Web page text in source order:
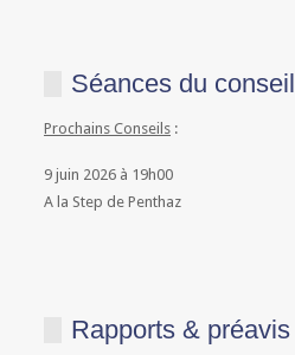
Séances du conseil
Prochains Conseils :
9 juin 2026 à 19h00
A la Step de Penthaz
Rapports & préavis